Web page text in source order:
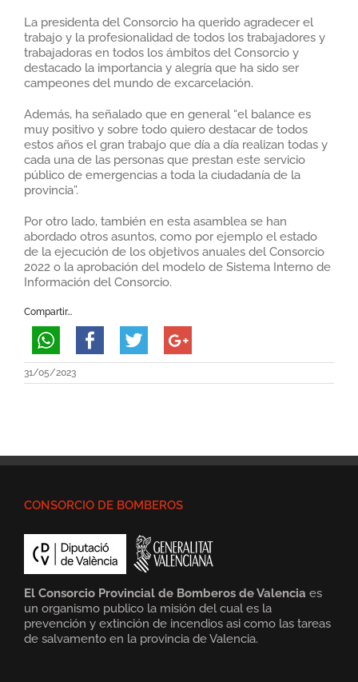
La presidenta del Consorcio ha querido agradecer el
trabajo y la profesionalidad de todos los trabajadores y
trabajadoras en todos los ámbitos del Consorcio y
destacado la importancia y alegría que ha sido ser
campeones del mundo de excarcelación.
Además, ha señalado que en general “el balance es
muy positivo y sobre todo quiero destacar de todos
estos años el gran trabajo que día a día realizan todas y
cada una de las personas que prestan este servicio
público de emergencias a toda la ciudadanía de la
provincia”.
Por otro lado, también en esta asamblea se han
abordado otros asuntos, como por ejemplo el estado
de la ejecución de los objetivos anuales del Consorcio
2022 o la aprobación del modelo de Sistema Interno de
Información del Consorcio.
Compartir...
31/05/2023
CONSORCIO DE BOMBEROS
El Consorcio Provincial de Bomberos de Valencia es
un organismo publico la misión del cual es la
prevención y extinción de incendios asi como las tareas
de salvamento en la provincia de Valencia.